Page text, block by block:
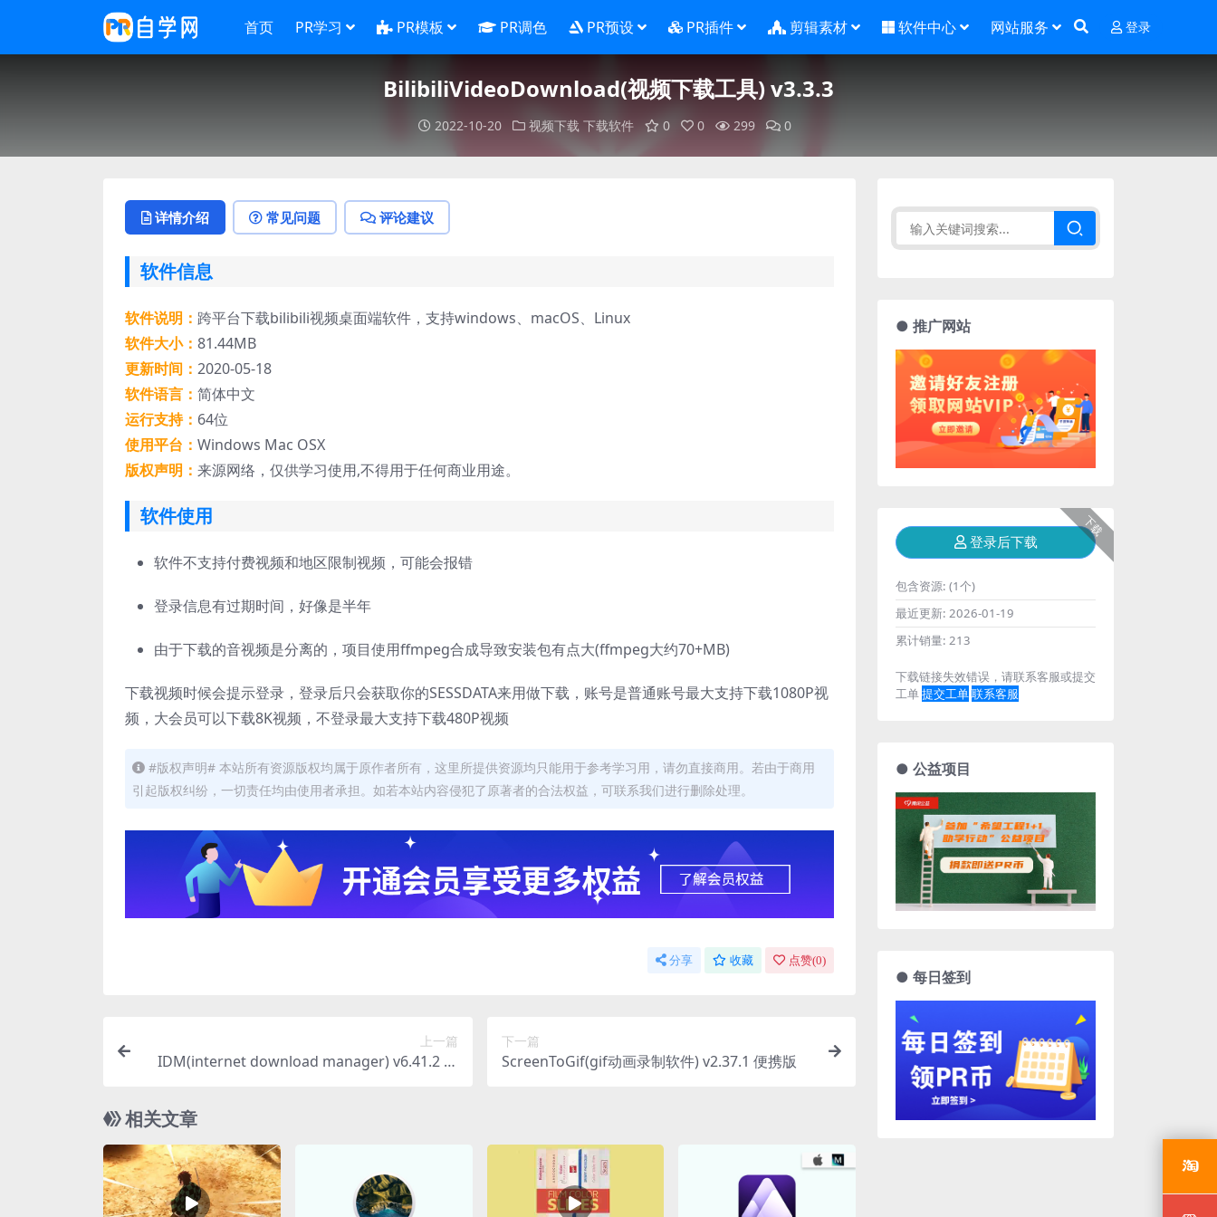
首页 PR学习 PR模板 PR调色 PR预设 PR插件 剪辑素材 软件中心 网站服务 登录
BilibiliVideoDownload(视频下载工具) v3.3.3
2022-10-20 视频下载 下载软件 0 0 299 0
详情介绍 常见问题 评论建议
软件信息
软件说明： 跨平台下载bilibili视频桌面端软件，支持windows、macOS、Linux
软件大小： 81.44MB
更新时间： 2020-05-18
软件语言： 简体中文
运行支持： 64位
使用平台： Windows Mac OSX
版权声明： 来源网络，仅供学习使用,不得用于任何商业用途。
软件使用
软件不支持付费视频和地区限制视频，可能会报错
登录信息有过期时间，好像是半年
由于下载的音视频是分离的，项目使用ffmpeg合成导致安装包有点大(ffmpeg大约70+MB)
下载视频时候会提示登录，登录后只会获取你的SESSDATA来用做下载，账号是普通账号最大支持下载1080P视
频，大会员可以下载8K视频，不登录最大支持下载480P视频
#版权声明# 本站所有资源版权均属于原作者所有，这里所提供资源均只能用于参考学习用，请勿直接商用。若由于商用
引起版权纠纷，一切责任均由使用者承担。如若本站内容侵犯了原著者的合法权益，可联系我们进行删除处理。
分享 收藏 点赞(0)
上一篇
IDM(internet download manager) v6.41.2 中
下一篇
ScreenToGif(gif动画录制软件) v2.37.1 便携版
相关文章
● 推广网站
下载
登录后下载
包含资源: (1个)
最近更新: 2026-01-19
累计销量: 213
下载链接失效错误，请联系客服或提交
工单提交工单联系客服
● 公益项目
● 每日签到